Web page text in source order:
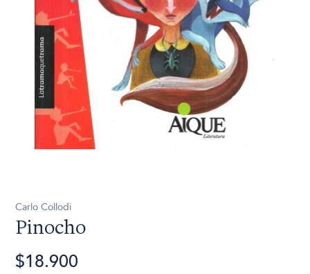
Carlo Collodi
Pinocho
$18.900